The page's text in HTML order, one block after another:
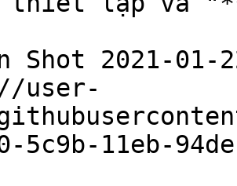
Shot 2021-
user-
5c9b-11eb-